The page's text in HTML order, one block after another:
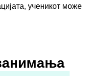
ученикот може